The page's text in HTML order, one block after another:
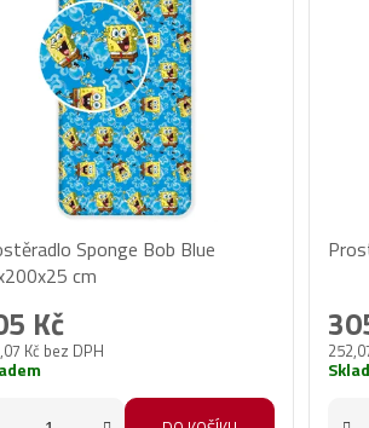
Sponge Bob Blue
cm
Kč bez DPH
Kč